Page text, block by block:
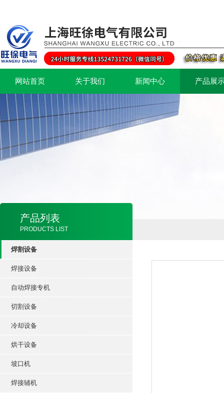
网站首页 关于我们 新闻中心 产品展
产品列表
PRODUCTS LIST
焊割设备
焊接设备
自动焊接专机
切割设备
冷却设备
烘干设备
坡口机
焊接辅机